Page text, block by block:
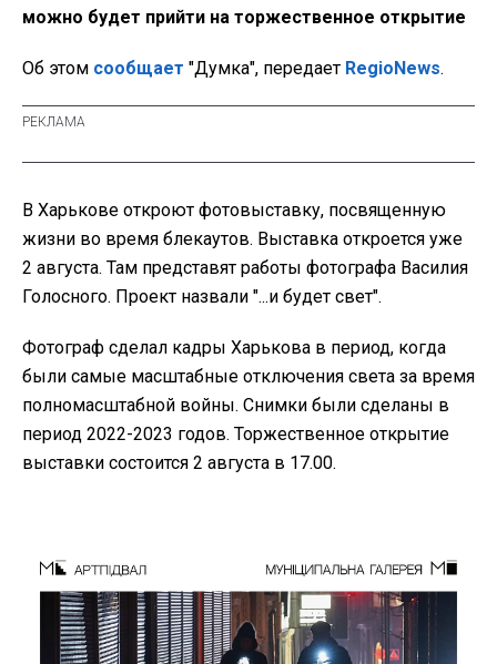
можно будет прийти на торжественное открытие
Об этом сообщает "Думка", передает RegioNews.
В Харькове откроют фотовыставку, посвященную
жизни во время блекаутов. Выставка откроется уже
2 августа. Там представят работы фотографа Василия
Голосного. Проект назвали "...и будет свет".
Фотограф сделал кадры Харькова в период, когда
были самые масштабные отключения света за время
полномасштабной войны. Снимки были сделаны в
период 2022-2023 годов. Торжественное открытие
выставки состоится 2 августа в 17.00.